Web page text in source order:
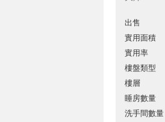
出售
實用面積
實用率
樓盤類型
樓層
睡房數量
洗手間數量